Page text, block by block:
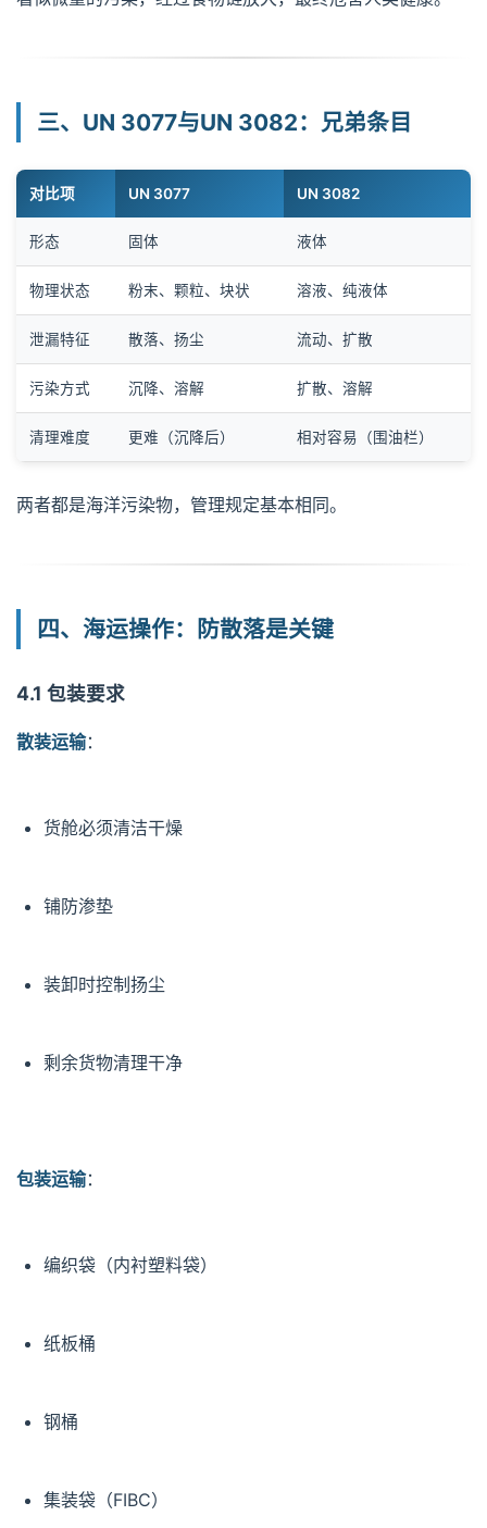
三、UN 3077与UN 3082：兄弟条目
对比项 UN 3077 UN 3082
形态 固体 液体
物理状态 粉末、颗粒、块状 溶液、纯液体
泄漏特征 散落、扬尘 流动、扩散
污染方式 沉降、溶解 扩散、溶解
清理难度 更难（沉降后） 相对容易（围油栏）
两者都是海洋污染物，管理规定基本相同。
四、海运操作：防散落是关键
4.1 包装要求
散装运输：
货舱必须清洁干燥
铺防渗垫
装卸时控制扬尘
剩余货物清理干净
包装运输：
编织袋（内衬塑料袋）
纸板桶
钢桶
集装袋（FIBC）